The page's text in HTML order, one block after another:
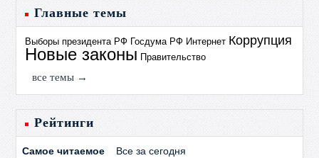
Главные темы
Выборы президента РФ Госдума РФ Интернет Коррупция
Новые законы Правительство
все темы →
Рейтинги
Самое читаемое Все за сегодня